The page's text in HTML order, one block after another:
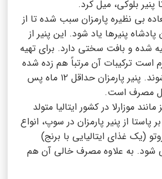
پنیر بلوکی، میل کرد.
بی نظیره پارمزان سبب شده تا از
پادشاه پنیرها یاد شود. این پنیر از
شده و بافت سختی دارد. برای تهیه
است ترکیبات آن مرتباً هم زده شده
و آبگیری شوند. پنیر پارمزان حداقل ۱۲ ماه پس
مصرف است.
مانند موزارلا در کشور ایتالیا متولد
پاستا از پنیر پارمزان در سوپ، انواع
(یک غذای ایتالیایی با برنج)
شود. به علاوه مصرف خالی آن هم